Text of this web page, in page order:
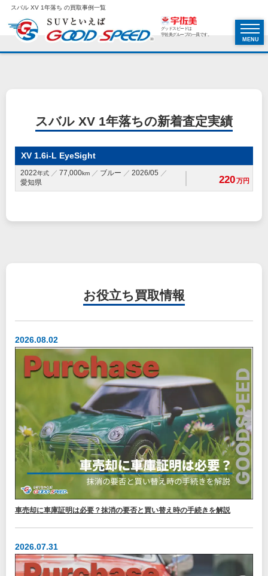
スバル XV 1年落ち の買取事例一覧
グッドスピードは
宇佐美グループの一員です。
MENU
スバル XV 1年落ちの新着査定実績
XV 1.6i-L EyeSight
2022年式 77,000km ブルー
2026/05
愛知県
220万円
お役立ち 買取情報
2026.08.02
車売却に車庫証明は必要？抹消の要否と買い替え時の手続きを解説
2026.07.31